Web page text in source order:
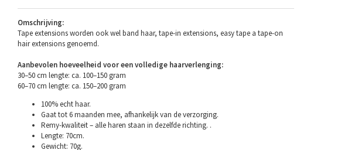
Omschrijving:
Tape extensions worden ook wel band haar, tape-in extensions, easy tape a tape-on
hair extensions genoemd.
Aanbevolen hoeveelheid voor een volledige haarverlenging:
30–50 cm lengte: ca. 100–150 gram
60–70 cm lengte: ca. 150–200 gram
100% echt haar.
Gaat tot 6 maanden mee, afhankelijk van de verzorging.
Remy-kwaliteit – alle haren staan in dezelfde richting. .
Lengte: 70cm.
Gewicht: 70g.